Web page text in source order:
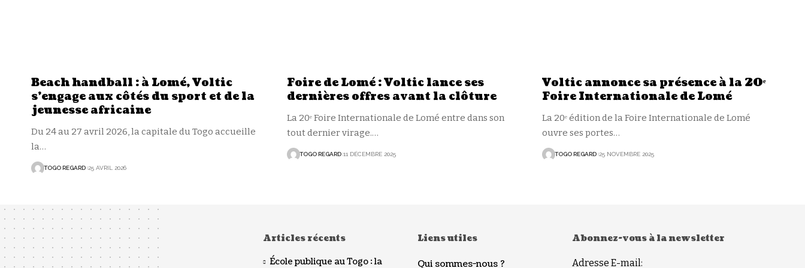
Beach handball : à Lomé, Voltic
s’engage aux côtés du sport et de la
jeunesse africaine
Du 24 au 27 avril 2026, la capitale du Togo accueille
la…
TOGO REGARD 25 AVRIL 2026
Foire de Lomé : Voltic lance ses
dernières offres avant la clôture
La 20ᵉ Foire Internationale de Lomé entre dans son
tout dernier virage.…
TOGO REGARD 11 DÉCEMBRE 2025
Voltic annonce sa présence à la 20ᵉ
Foire Internationale de Lomé
La 20ᵉ édition de la Foire Internationale de Lomé
ouvre ses portes…
TOGO REGARD 25 NOVEMBRE 2025
Articles récents
École publique au Togo : la
Liens utiles
Qui sommes-nous ?
Abonnez-vous à la newsletter
Adresse E-mail: